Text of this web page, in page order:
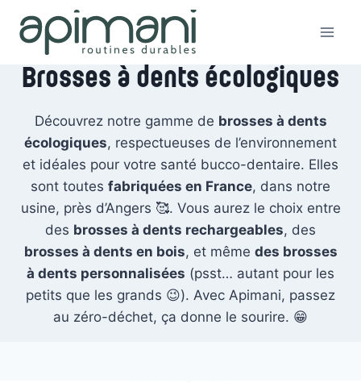
contenu
Brosses à dents écologiques
Découvrez notre gamme de brosses à dents
écologiques, respectueuses de l’environnement
et idéales pour votre santé bucco-dentaire. Elles
sont toutes fabriquées en France, dans notre
usine, près d’Angers 🥰. Vous aurez le choix entre
des brosses à dents rechargeables, des
brosses à dents en bois, et même des brosses
à dents personnalisées (psst… autant pour les
petits que les grands 😉). Avec Apimani, passez
au zéro-déchet, ça donne le sourire. 😁